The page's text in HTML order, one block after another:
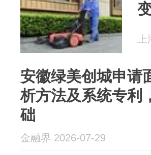
安徽绿美创城申请
析方法及系统专利
础
金融界 2026-07-29